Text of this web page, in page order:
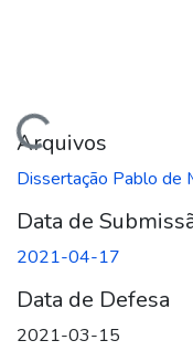
Arquivos
Dissertação Pablo de
Data de
2021-04-17
Data de Defesa
2021-03-15